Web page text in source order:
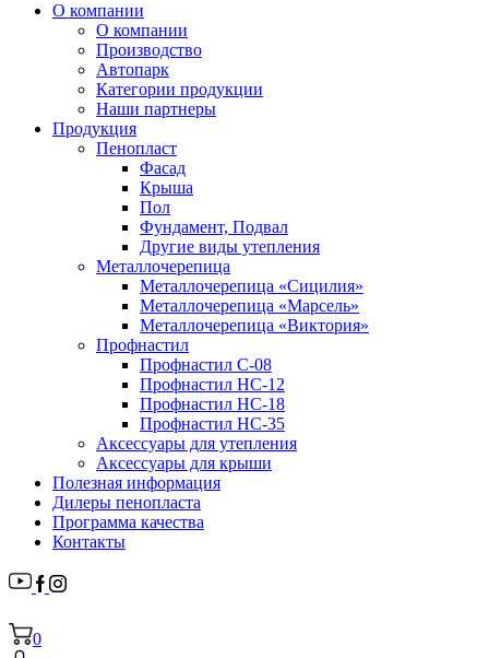
О компании
О компании
Производство
Автопарк
Категории продукции
Наши партнеры
Продукция
Пенопласт
Фасад
Крыша
Пол
Фундамент, Подвал
Другие виды утепления
Металлочерепица
Металлочерепица «Сицилия»
Металлочерепица «Марсель»
Металлочерепица «Виктория»
Профнастил
Профнастил С-08
Профнастил НС-12
Профнастил НС-18
Профнастил НС-35
Аксессуары для утепления
Аксессуары для крыши
Полезная информация
Дилеры пенопласта
Программа качества
Контакты
0